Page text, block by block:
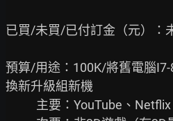
已買/未買/已付訂金（元）：
預算/用途：100K/將舊電腦
換新升級組新機